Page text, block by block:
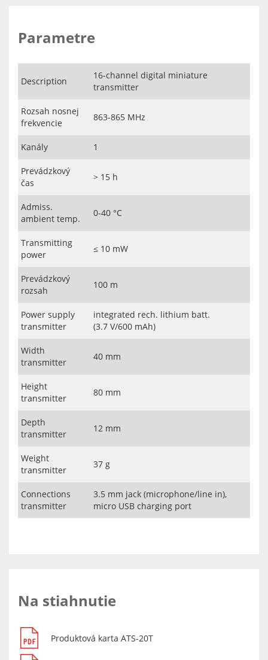
Parametre
Description
16-channel digital miniature
transmitter
Rozsah nosnej
frekvencie
863-865 MHz
Kanály 1
Prevádzkový
čas
> 15 h
Admiss.
ambient temp.
0-40 °C
Transmitting
power
≤ 10 mW
Prevádzkový
rozsah
100 m
Power supply
transmitter
integrated rech. lithium batt.
(3.7 V/600 mAh)
Width
transmitter
40 mm
Height
transmitter
80 mm
Depth
transmitter
12 mm
Weight
transmitter
37 g
Connections
transmitter
3.5 mm jack (microphone/line in),
micro USB charging port
Na stiahnutie
Produktová karta ATS-20T